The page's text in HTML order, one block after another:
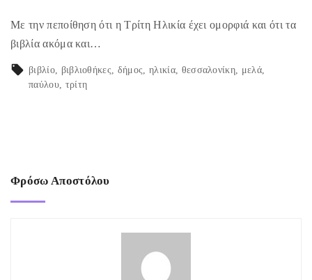
Με την πεποίθηση ότι η Τρίτη Ηλικία έχει ομορφιά και ότι τα
βιβλία ακόμα και…
βιβλίο βιβλιοθήκες δήμος ηλικία θεσσαλονίκη
μελά
παύλου
τρίτη
Φρόσω Αποστόλου